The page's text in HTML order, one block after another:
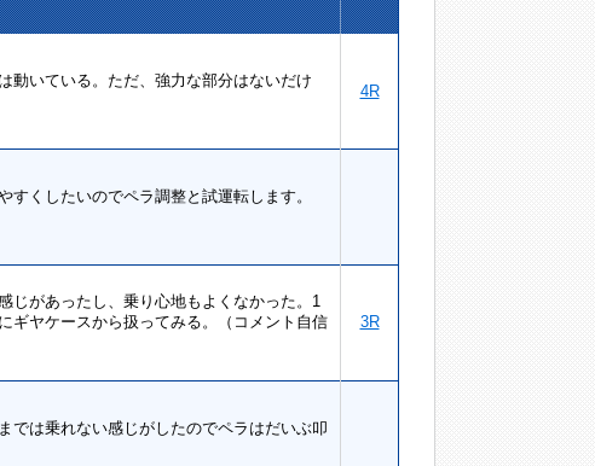
動いている。ただ、強力な部分はないだけ
4R
くしたいのでペラ調整と試運転します。
じがあったし、乗り心地もよくなかった。1
ギヤケースから扱ってみる。（コメント自信
3R
では乗れない感じがしたのでペラはだいぶ叩